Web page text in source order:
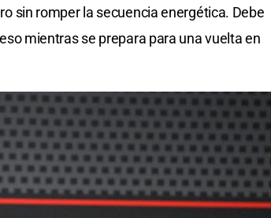
sin romper la secuencia energética. Debe
mientras se prepara para una vuelta en